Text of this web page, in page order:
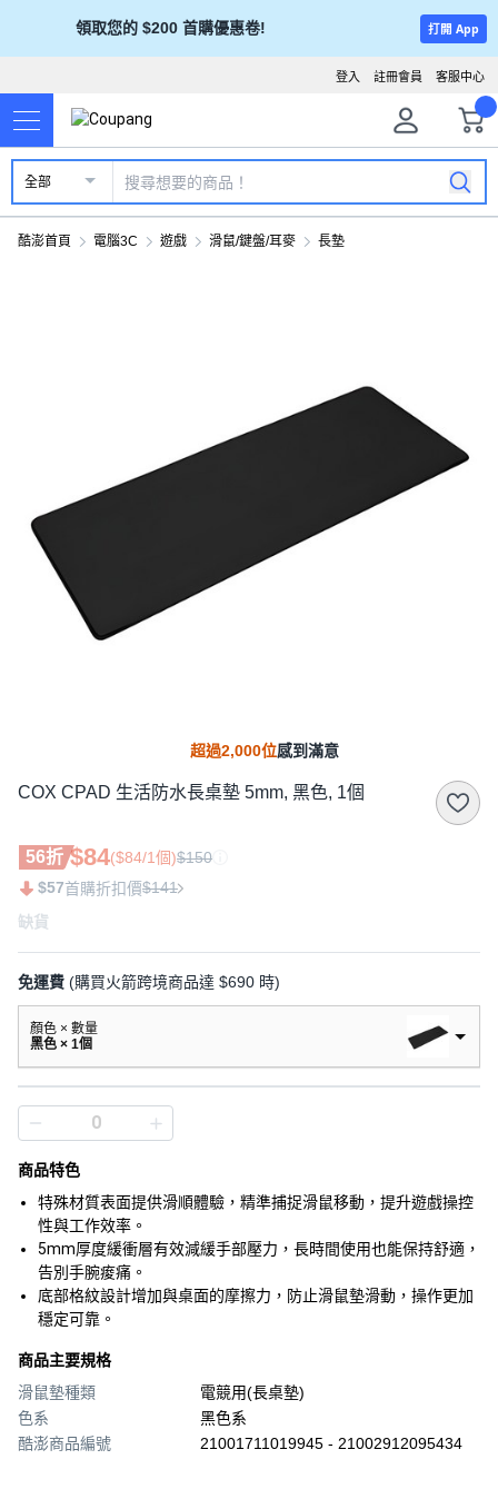
領取您的 $200 首購優惠卷! 打開 App
客服中心
註冊會員
登入
全部
酷澎首頁 電腦3C 遊戲 滑鼠/鍵盤/耳麥 長墊
超過2,000位感到滿意
COX CPAD 生活防水長桌墊 5mm, 黑色, 1個
56折 $84($84/1個)$150
$57首購折扣價$141
缺貨
免運費 (購買火箭跨境商品達 $690 時)
顏色 × 數量
黑色 × 1個
商品特色
特殊材質表面提供滑順體驗，精準捕捉滑鼠移動，提升遊戲操控
性與工作效率。
5mm厚度緩衝層有效減緩手部壓力，長時間使用也能保持舒適，
告別手腕痠痛。
底部格紋設計增加與桌面的摩擦力，防止滑鼠墊滑動，操作更加
穩定可靠。
商品主要規格
滑鼠墊種類
電競用(長桌墊)
色系
黑色系
酷澎商品編號
21001711019945 - 21002912095434